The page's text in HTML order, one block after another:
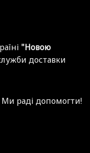
"Новою
доставки
Ми раді допомогти!